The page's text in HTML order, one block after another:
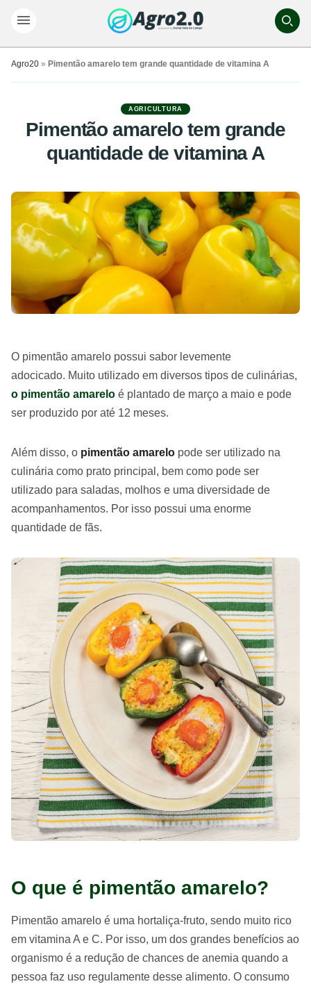
Agro20 » Pimentão amarelo tem grande quantidade de vitamina A
AGRICULTURA
Pimentão amarelo tem grande
quantidade de vitamina A
O pimentão amarelo possui sabor levemente
adocicado. Muito utilizado em diversos tipos de culinárias,
o pimentão amarelo é plantado de março a maio e pode
ser produzido por até 12 meses.
Além disso, o pimentão amarelo pode ser utilizado na
culinária como prato principal, bem como pode ser
utilizado para saladas, molhos e uma diversidade de
acompanhamentos. Por isso possui uma enorme
quantidade de fãs.
O que é pimentão amarelo?
Pimentão amarelo é uma hortaliça-fruto, sendo muito rico
em vitamina A e C. Por isso, um dos grandes benefícios ao
organismo é a redução de chances de anemia quando a
pessoa faz uso regulamente desse alimento. O consumo